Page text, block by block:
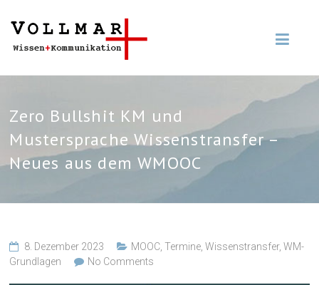
Zero Bullshit KM und
Mustersprache Wissenstransfer –
Neues aus dem WMOOC
8. Dezember 2023 MOOC ,Termine ,Wissenstransfer,WM-
Grundlagen
No Comments